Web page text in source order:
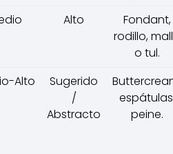
Alto
Fondant,
rodillo,
o tul.
Alto
Sugerido
/
Abstracto
peine.